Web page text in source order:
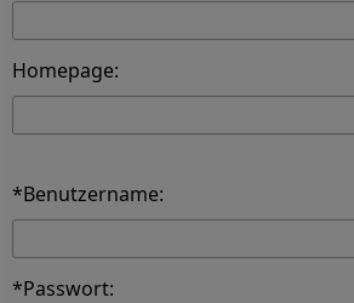
Homepage:
*Benutzername:
*Passwort: